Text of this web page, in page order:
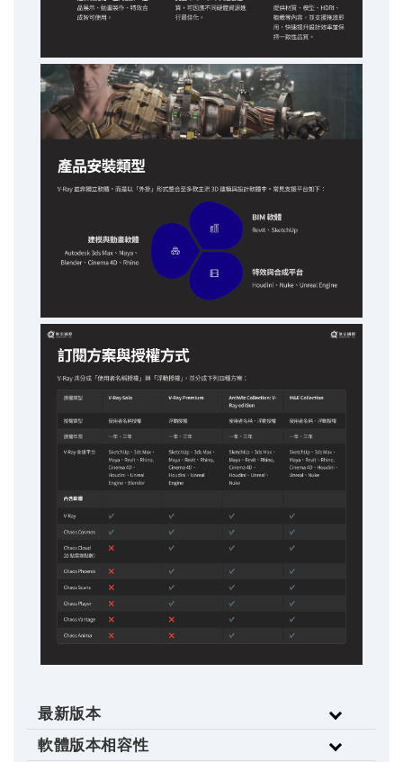
最新版本
軟體版本相容性